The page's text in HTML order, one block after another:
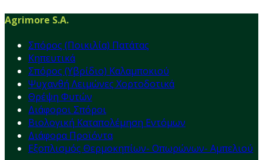
Agrimore S.A.
Σπόρος (Ποικιλία) Πατάτας
Κηπευτικά
Σπόρος (Υβρίδιο) Καλαμποκιού
Ψυχανθή Λειμώνες Χορτοδοτικά
Θρέψη Φυτών
Διάφοροι Σπόροι
Βιολογική Καταπολέμηση Εντόμων
Διάφορα Προϊόντα
Εξοπλισμός Θερμοκηπίων- Οπωρώνων- Αμπελιού